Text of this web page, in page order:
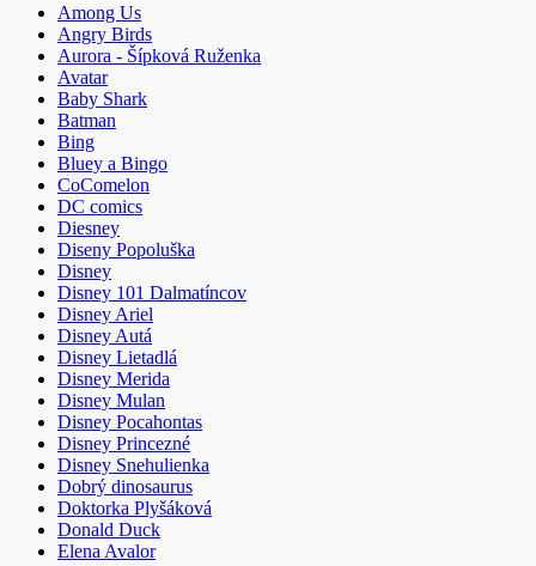
Among Us
Angry Birds
Aurora - Šípková Ruženka
Avatar
Baby Shark
Batman
Bing
Bluey a Bingo
CoComelon
DC comics
Diesney
Diseny Popoluška
Disney
Disney 101 Dalmatíncov
Disney Ariel
Disney Autá
Disney Lietadlá
Disney Merida
Disney Mulan
Disney Pocahontas
Disney Princezné
Disney Snehulienka
Dobrý dinosaurus
Doktorka Plyšáková
Donald Duck
Elena Avalor